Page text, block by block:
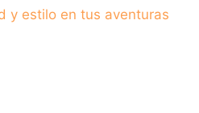
y estilo en tus aventuras